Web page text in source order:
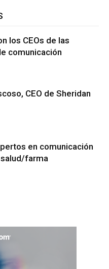
los CEOs de las
comunicación
CEO de Sheridan
en comunicación
farma